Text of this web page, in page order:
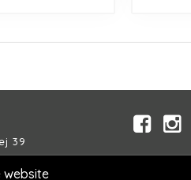
39
website